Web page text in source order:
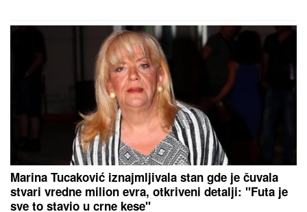
muke
RIJALITI ZVEZDA ŽIVI U
RASKOŠNOJ VILI U BEOGRADU
Kuća ima 132 kvadrata, a samo
kupatilo je kao GARSONJERA: "On
je jedini naslednik"